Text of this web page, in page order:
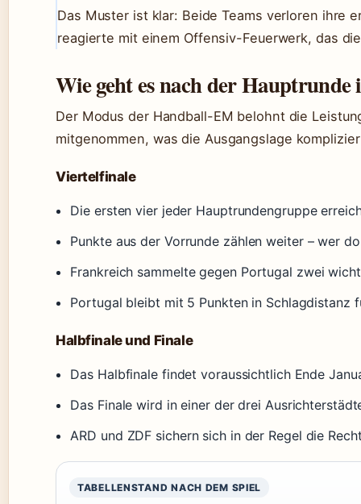
Das Muster ist klar: Beide Teams verloren ihre
reagierte mit einem Offensiv-Feuerwerk, das
Wie geht es nach der
Der Modus der Handball-EM belohnt die
mitgenommen, was die Ausgangslage
Viertelfinale
Die ersten vier jeder Hauptrundengruppe
Punkte aus der Vorrunde zählen weiter – wer
Frankreich sammelte gegen Portugal zwei
Portugal bleibt mit 5 Punkten in Schlagdistanz
Halbfinale und Finale
Das Halbfinale findet voraussichtlich Ende
Das Finale wird in einer der drei
ARD und ZDF sichern sich in der Regel die
TABELLENSTAND NACH DEM SPIEL